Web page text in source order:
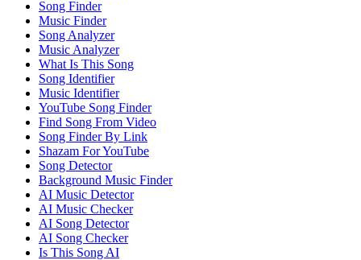
Song Finder
Music Finder
Song Analyzer
Music Analyzer
What Is This Song
Song Identifier
Music Identifier
YouTube Song Finder
Find Song From Video
Song Finder By Link
Shazam For YouTube
Song Detector
Background Music Finder
AI Music Detector
AI Music Checker
AI Song Detector
AI Song Checker
Is This Song AI